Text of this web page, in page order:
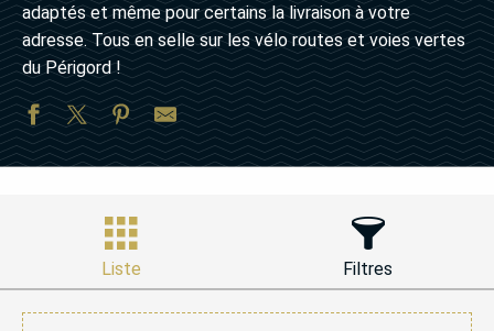
adaptés et même pour certains la livraison à votre
adresse. Tous en selle sur les vélo routes et voies vertes
du Périgord !
Liste Filtres